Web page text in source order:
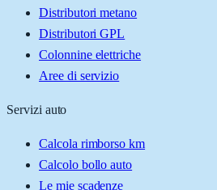
Distributori metano
Distributori GPL
Colonnine elettriche
Aree di servizio
Servizi auto
Calcola rimborso km
Calcolo bollo auto
Le mie scadenze